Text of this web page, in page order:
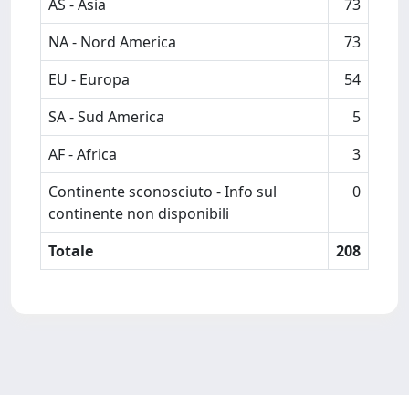
AS - Asia
73
NA - Nord America
73
EU - Europa
54
SA - Sud America
5
AF - Africa
3
Continente sconosciuto - Info sul
continente non disponibili
0
Totale 208